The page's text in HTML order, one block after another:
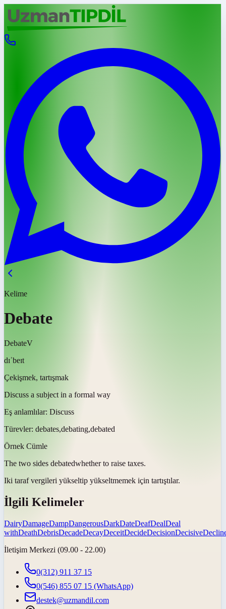
Kelime
Debate
DebateV
dɪˈbeɪt
Çekişmek, tartışmak
Discuss a subject in a formal way
Eş anlamlılar: Discuss
Türevler: debates,debating,debated
Örnek Cümle
The two sides debatedwhether to raise taxes.
Iki taraf vergileri yükseltip yükseltmemek için tartıştılar.
İlgili Kelimeler
DairyDamageDampDangerousDarkDateDeafDealDeal
withDeathDebrisDecadeDecayDeceitDecideDecisionDecisive
İletişim Merkezi (09.00 - 22.00)
0(312) 911 37 15
0(546) 855 07 15 (WhatsApp)
destek@uzmandil.com